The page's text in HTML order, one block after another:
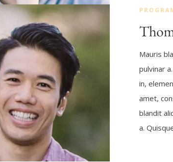
Mauris
pulvinar
in,
amet,
blandit
a.